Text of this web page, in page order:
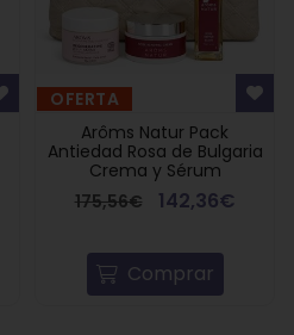
OFERTA
Arôms Natur Pack
Antiedad Rosa de Bulgaria
Crema y Sérum
175,56€
142,36€
Comprar